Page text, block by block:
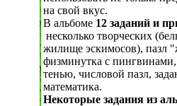
на свой вкус.
В альбоме 12 заданий и
несколько творческих
жилище эскимосов), пазл
физминутка с
тенью, числовой пазл,
математика.
Некоторые задания из